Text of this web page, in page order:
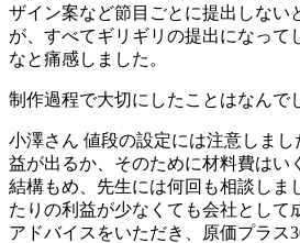
ザイン案など節目ごとに提出しない
が、すべてギリギリの提出になって
なと痛感しました。
制作過程で大切にしたことはなんで
小澤さん 値段の設定には注意しまし
益が出るか、そのために材料費はい
結構もめ、先生には何回も相談しま
たりの利益が少なくても会社として
アドバイスをいただき、原価プラス